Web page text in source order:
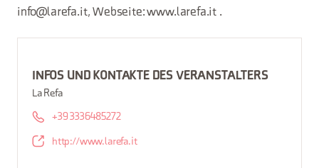
info@larefa.it, Webseite: www.larefa.it .
INFOS UND KONTAKTE DES VERANSTALTERS
La Refa
+39 3336485272
http://www.larefa.it